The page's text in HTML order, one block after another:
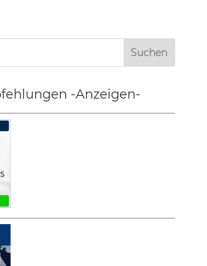
-Anzeigen-